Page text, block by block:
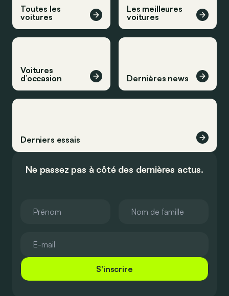
Toutes les
voitures
Les meilleures
voitures
Voitures
d’occasion
Dernières news
Derniers essais
Ne passez pas à côté des dernières actus.
S'inscrire